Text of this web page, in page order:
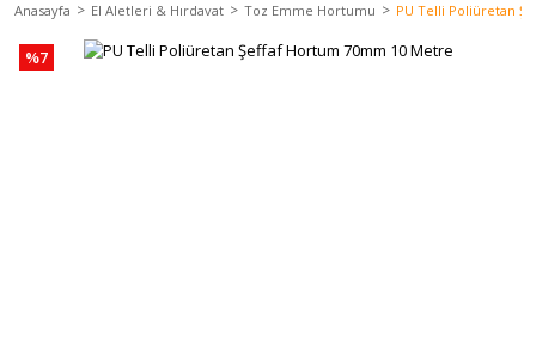
Anasayfa El Aletleri & Hırdavat Toz Emme Hortumu PU Telli Poliüretan
%7